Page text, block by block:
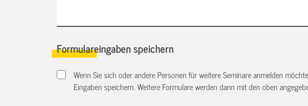
Formulareingaben speichern
Wenn Sie sich oder andere Personen für weitere Seminare anmelden
Eingaben speichern. Weitere Formulare werden dann mit den oben